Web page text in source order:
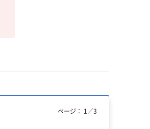
ページ： 1 ／3